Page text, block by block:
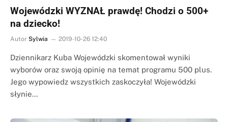
Wojewódzki WYZNAŁ prawdę! Chodzi o 500+
na dziecko!
Autor Sylwia 2019-10-26 12:40
Dziennikarz Kuba Wojewódzki skomentował wyniki
wyborów oraz swoją opinię na temat programu 500 plus.
Jego wypowiedz wszystkich zaskoczyła! Wojewódzki
słynie…